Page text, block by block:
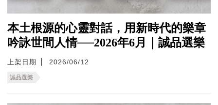
本土根源的心靈對話，用新時代的樂章
吟詠世間人情──2026年6月｜誠品選樂
上架日期 2026/06/12
誠品選樂